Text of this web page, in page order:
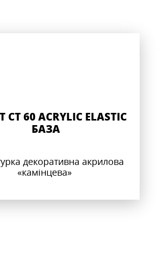
CT 60 ACRYLIC ELASTIC
БАЗА
декоративна акрилова
«камінцева»